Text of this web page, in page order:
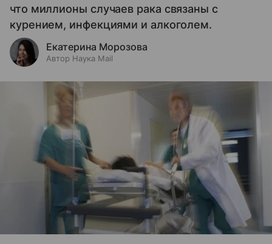
что миллионы случаев рака связаны с
курением, инфекциями и алкоголем.
Екатерина Морозова
Автор Наука Mail